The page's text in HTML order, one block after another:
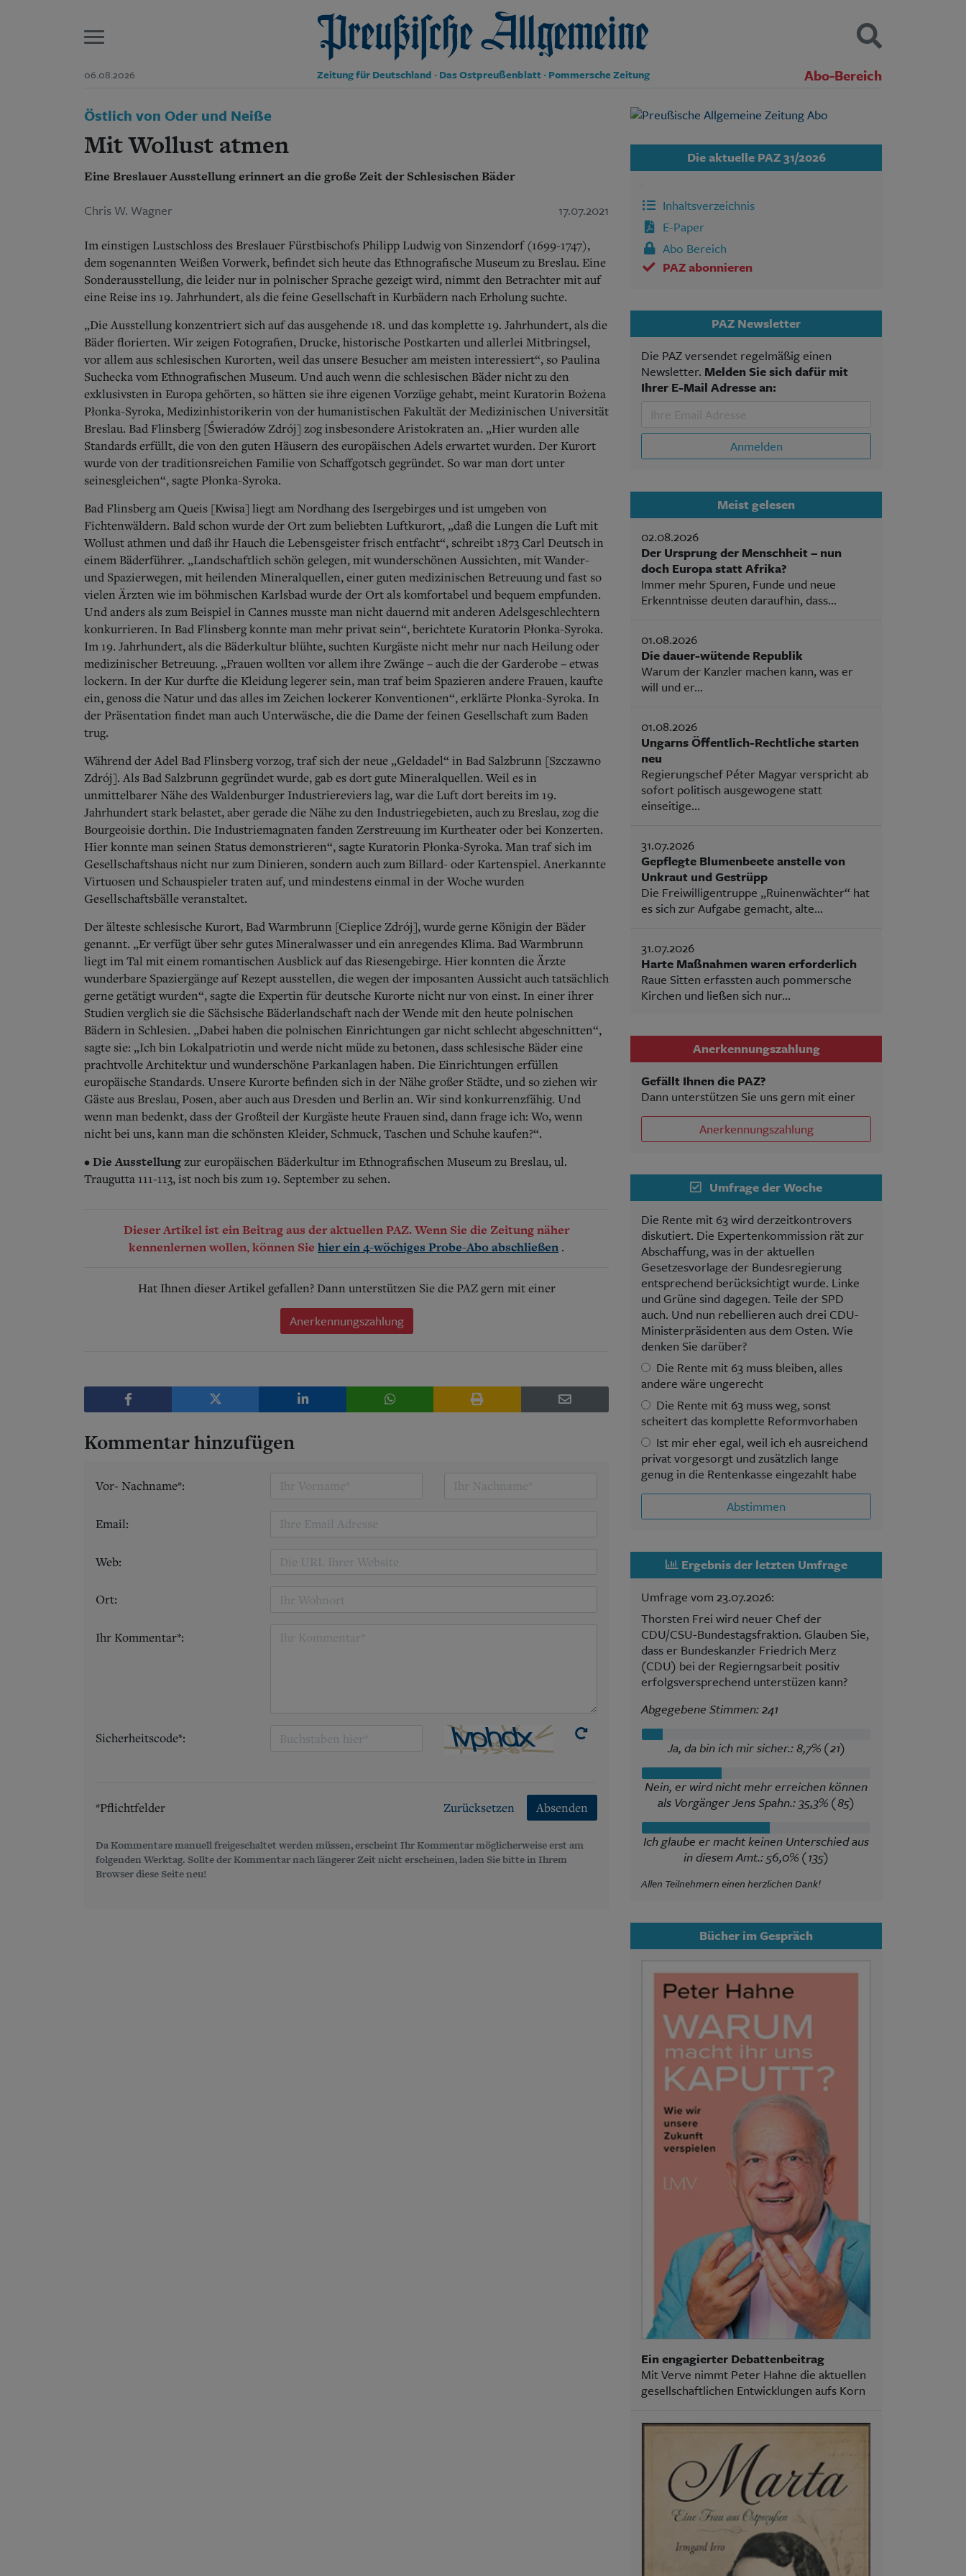
06.08.2026 Preußische Allgemeine Zeitung
Zeitung für Deutschland · Das Ostpreußenblatt · Pommersche Zeitung Abo-Bereich
Start
Aktuelle Ausgabe
Abonnent werden
Archiv
Mediadaten
Gesellschaft
Pommern
Berlin-Brandenburg
Schlesien
Danzig und Westpreußen
Bücher
Kontakt
Datenschutz
Suchen und finden
SUCHEN
Östlich von Oder und Neiße
Mit Wollust atmen
Eine Breslauer Ausstellung erinnert an die große Zeit der Schlesischen Bäder
Chris W. Wagner 17.07.2021
Im einstigen Lustschloss des Breslauer Fürstbischofs Philipp Ludwig von Sinzendorf (1699-1747),
dem sogenannten Weißen Vorwerk, befindet sich heute das Ethnografische Museum zu Breslau. Eine
Sonderausstellung, die leider nur in polnischer Sprache gezeigt wird, nimmt den Betrachter mit auf
eine Reise ins 19. Jahrhundert, als die feine Gesellschaft in Kurbädern nach Erholung suchte.
„Die Ausstellung konzentriert sich auf das ausgehende 18. und das komplette 19. Jahrhundert, als die
Bäder florierten. Wir zeigen Fotografien, Drucke, historische Postkarten und allerlei Mitbringsel,
vor allem aus schlesischen Kurorten, weil das unsere Besucher am meisten interessiert“, so Paulina
Suchecka vom Ethnografischen Museum. Und auch wenn die schlesischen Bäder nicht zu den
exklusivsten in Europa gehörten, so hätten sie ihre eigenen Vorzüge gehabt, meint Kuratorin Bożena
Płonka-Syroka, Medizinhistorikerin von der humanistischen Fakultät der Medizinischen Universität
Breslau. Bad Flinsberg [Świeradów Zdrój] zog insbesondere Aristokraten an. „Hier wurden alle
Standards erfüllt, die von den guten Häusern des europäischen Adels erwartet wurden. Der Kurort
wurde von der traditionsreichen Familie von Schaffgotsch gegründet. So war man dort unter
seinesgleichen“, sagte Płonka-Syroka.
Bad Flinsberg am Queis [Kwisa] liegt am Nordhang des Isergebirges und ist umgeben von
Fichtenwäldern. Bald schon wurde der Ort zum beliebten Luftkurort, „daß die Lungen die Luft mit
Wollust athmen und daß ihr Hauch die Lebensgeister frisch entfacht“, schreibt 1873 Carl Deutsch in
einem Bäderführer. „Landschaftlich schön gelegen, mit wunderschönen Aussichten, mit Wander-
und Spazierwegen, mit heilenden Mineralquellen, einer guten medizinischen Betreuung und fast so
vielen Ärzten wie im böhmischen Karlsbad wurde der Ort als komfortabel und bequem empfunden.
Und anders als zum Beispiel in Cannes musste man nicht dauernd mit anderen Adelsgeschlechtern
konkurrieren. In Bad Flinsberg konnte man mehr privat sein“, berichtete Kuratorin Płonka-Syroka.
Im 19. Jahrhundert, als die Bäderkultur blühte, suchten Kurgäste nicht mehr nur nach Heilung oder
medizinischer Betreuung. „Frauen wollten vor allem ihre Zwänge – auch die der Garderobe – etwas
lockern. In der Kur durfte die Kleidung legerer sein, man traf beim Spazieren andere Frauen, kaufte
ein, genoss die Natur und das alles im Zeichen lockerer Konventionen“, erklärte Płonka-Syroka. In
der Präsentation findet man auch Unterwäsche, die die Dame der feinen Gesellschaft zum Baden
trug.
Während der Adel Bad Flinsberg vorzog, traf sich der neue „Geldadel“ in Bad Salzbrunn [Szczawno
Zdrój]. Als Bad Salzbrunn gegründet wurde, gab es dort gute Mineralquellen. Weil es in
unmittelbarer Nähe des Waldenburger Industriereviers lag, war die Luft dort bereits im 19.
Jahrhundert stark belastet, aber gerade die Nähe zu den Industriegebieten, auch zu Breslau, zog die
Bourgeoisie dorthin. Die Industriemagnaten fanden Zerstreuung im Kurtheater oder bei Konzerten.
Hier konnte man seinen Status demonstrieren“, sagte Kuratorin Płonka-Syroka. Man traf sich im
Gesellschaftshaus nicht nur zum Dinieren, sondern auch zum Billard- oder Kartenspiel. Anerkannte
Virtuosen und Schauspieler traten auf, und mindestens einmal in der Woche wurden
Gesellschaftsbälle veranstaltet.
Der älteste schlesische Kurort, Bad Warmbrunn [Cieplice Zdrój], wurde gerne Königin der Bäder
genannt. „Er verfügt über sehr gutes Mineralwasser und ein anregendes Klima. Bad Warmbrunn
liegt im Tal mit einem romantischen Ausblick auf das Riesengebirge. Hier konnten die Ärzte
wunderbare Spaziergänge auf Rezept ausstellen, die wegen der imposanten Aussicht auch tatsächlich
gerne getätigt wurden“, sagte die Expertin für deutsche Kurorte nicht nur von einst. In einer ihrer
Studien verglich sie die Sächsische Bäderlandschaft nach der Wende mit den heute polnischen
Bädern in Schlesien. „Dabei haben die polnischen Einrichtungen gar nicht schlecht abgeschnitten“,
sagte sie: „Ich bin Lokalpatriotin und werde nicht müde zu betonen, dass schlesische Bäder eine
prachtvolle Architektur und wunderschöne Parkanlagen haben. Die Einrichtungen erfüllen
europäische Standards. Unsere Kurorte befinden sich in der Nähe großer Städte, und so ziehen wir
Gäste aus Breslau, Posen, aber auch aus Dresden und Berlin an. Wir sind konkurrenzfähig. Und
wenn man bedenkt, dass der Großteil der Kurgäste heute Frauen sind, dann frage ich: Wo, wenn
nicht bei uns, kann man die schönsten Kleider, Schmuck, Taschen und Schuhe kaufen?“.
•Die Ausstellungzur europäischen Bäderkultur im Ethnografischen Museum zu Breslau, ul.
Traugutta 111-113, ist noch bis zum 19. September zu sehen.
Dieser Artikel ist ein Beitrag aus der aktuellen PAZ. Wenn Sie die Zeitung näher
kennenlernen wollen, können Sie hier ein 4-wöchiges Probe-Abo abschließen .
Hat Ihnen dieser Artikel gefallen? Dann unterstützen Sie die PAZ gern mit einer
Anerkennungszahlung
Kommentar hinzufügen
Vor- Nachname*:
Email:
Web:
Ort:
Ihr Kommentar*:
Sicherheitscode*:
*Pflichtfelder Zurücksetzen Absenden
Da Kommentare manuell freigeschaltet werden müssen, erscheint Ihr Kommentar möglicherweise erst am
folgenden Werktag. Sollte der Kommentar nach längerer Zeit nicht erscheinen, laden Sie bitte in Ihrem
Browser diese Seite neu!
Die aktuelle PAZ 31/2026
Inhaltsverzeichnis
E-Paper
Abo Bereich
PAZ abonnieren
PAZ Newsletter
Die PAZ versendet regelmäßig einen
Newsletter. Melden Sie sich dafür mit
Ihrer E-Mail Adresse an:
Anmelden
Meist gelesen
02.08.2026
Der Ursprung der Menschheit – nun
doch Europa statt Afrika?
Immer mehr Spuren, Funde und neue
Erkenntnisse deuten daraufhin, dass...
01.08.2026
Die dauer-wütende Republik
Warum der Kanzler machen kann, was er
will und er...
01.08.2026
Ungarns Öffentlich-Rechtliche starten
neu
Regierungschef Péter Magyar verspricht ab
sofort politisch ausgewogene statt
einseitige...
31.07.2026
Gepflegte Blumenbeete anstelle von
Unkraut und Gestrüpp
Die Freiwilligentruppe „Ruinenwächter“ hat
es sich zur Aufgabe gemacht, alte...
31.07.2026
Harte Maßnahmen waren erforderlich
Raue Sitten erfassten auch pommersche
Kirchen und ließen sich nur...
Anerkennungszahlung
Gefällt Ihnen die PAZ?
Dann unterstützen Sie uns gern mit einer
Anerkennungszahlung
Umfrage der Woche
Die Rente mit 63 wird derzeitkontrovers
diskutiert. Die Expertenkommission rät zur
Abschaffung, was in der aktuellen
Gesetzesvorlage der Bundesregierung
entsprechend berücksichtigt wurde. Linke
und Grüne sind dagegen. Teile der SPD
auch. Und nun rebellieren auch drei CDU-
Ministerpräsidenten aus dem Osten. Wie
denken Sie darüber?
Die Rente mit 63 muss bleiben, alles
andere wäre ungerecht
Die Rente mit 63 muss weg, sonst
scheitert das komplette Reformvorhaben
Ist mir eher egal, weil ich eh ausreichend
privat vorgesorgt und zusätzlich lange
genug in die Rentenkasse eingezahlt habe
Abstimmen
Ergebnis der letzten Umfrage
Umfrage vom 23.07.2026:
Thorsten Frei wird neuer Chef der
CDU/CSU-Bundestagsfraktion. Glauben Sie,
dass er Bundeskanzler Friedrich Merz
(CDU) bei der Regierngsarbeit positiv
erfolgsversprechend unterstüzen kann?
Abgegebene Stimmen: 241
Ja, da bin ich mir sicher.: 8,7% (21)
Nein, er wird nicht mehr erreichen können
als Vorgänger Jens Spahn.: 35,3% (85)
Ich glaube er macht keinen Unterschied aus
in diesem Amt.: 56,0% (135)
Allen Teilnehmern einen herzlichen Dank!
Bücher im Gespräch
Ein engagierter Debattenbeitrag
Mit Verve nimmt Peter Hahne die aktuellen
gesellschaftlichen Entwicklungen aufs Korn